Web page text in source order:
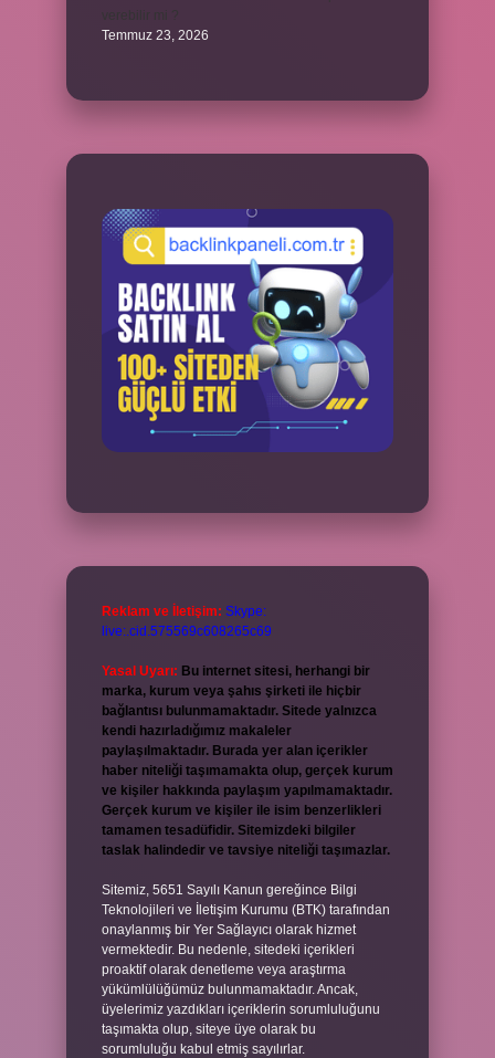
Temmuz 23, 2026
Reklam ve İletişim: Skype:
live:.cid.575569c608265c69
Yasal Uyarı: Bu internet sitesi, herhangi bir
marka, kurum veya şahıs şirketi ile hiçbir
bağlantısı bulunmamaktadır. Sitede yalnızca
kendi hazırladığımız makaleler
paylaşılmaktadır. Burada yer alan içerikler
haber niteliği taşımamakta olup, gerçek kurum
ve kişiler hakkında paylaşım yapılmamaktadır.
Gerçek kurum ve kişiler ile isim benzerlikleri
tamamen tesadüfidir. Sitemizdeki bilgiler
taslak halindedir ve tavsiye niteliği taşımazlar.
Sitemiz, 5651 Sayılı Kanun gereğince Bilgi
Teknolojileri ve İletişim Kurumu (BTK) tarafından
onaylanmış bir Yer Sağlayıcı olarak hizmet
vermektedir. Bu nedenle, sitedeki içerikleri
proaktif olarak denetleme veya araştırma
yükümlülüğümüz bulunmamaktadır. Ancak,
üyelerimiz yazdıkları içeriklerin sorumluluğunu
taşımakta olup, siteye üye olarak bu
sorumluluğu kabul etmiş sayılırlar.